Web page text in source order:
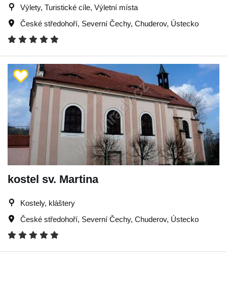
Výlety, Turistické cíle, Výletní místa
České středohoří, Severní Čechy, Chuderov, Ústecko
kostel sv. Martina
Kostely, kláštery
České středohoří, Severní Čechy, Chuderov, Ústecko